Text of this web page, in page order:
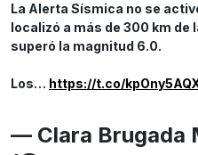
La Alerta Sísmica no se
localizó a más de 300 km de
superó la magnitud 6.0.
Los… https://t.co/
— Clara Brugada